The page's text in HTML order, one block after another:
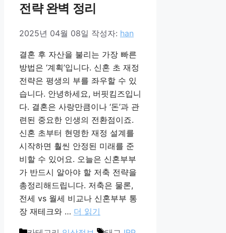
전략 완벽 정리
2025년 04월 08일 작성자: han
결혼 후 자산을 불리는 가장 빠른
방법은 ‘계획’입니다. 신혼 초 재정
전략은 평생의 부를 좌우할 수 있
습니다. 안녕하세요, 버핏킴즈입니
다. 결혼은 사랑만큼이나 ‘돈’과 관
련된 중요한 인생의 전환점이죠.
신혼 초부터 현명한 재정 설계를
시작하면 훨씬 안정된 미래를 준
비할 수 있어요. 오늘은 신혼부부
가 반드시 알아야 할 저축 전략을
총정리해드립니다. 저축은 물론,
전세 vs 월세 비교나 신혼부부 통
장 재테크와 … 더 읽기